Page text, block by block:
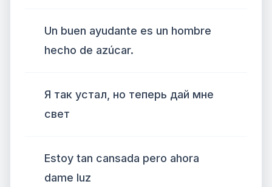
Un buen ayudante es un hombre
hecho de azúcar.
Я так устал, но теперь дай мне
свет
Estoy tan cansada pero ahora
dame luz